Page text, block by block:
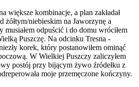
większe kombinacje, a plan zakładał
żółtym/niebieskim na Jaworzynę a
musiałem odpuścić i do domu wróciłem
Puszczę. Na odcinku Tresna -
korek, który postanowiłem ominąć
W Wielkiej Puszczy zaliczyłem
postój przy bijącym żywo źródełku z
moje przemęczone kończyny.